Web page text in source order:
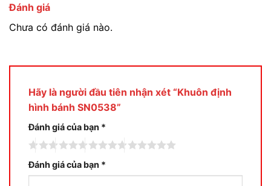
Đánh giá
Chưa có đánh giá nào.
Hãy là người đầu tiên nhận xét “Khuôn định
hình bánh SN0538”
Đánh giá của bạn *
Đánh giá của bạn *